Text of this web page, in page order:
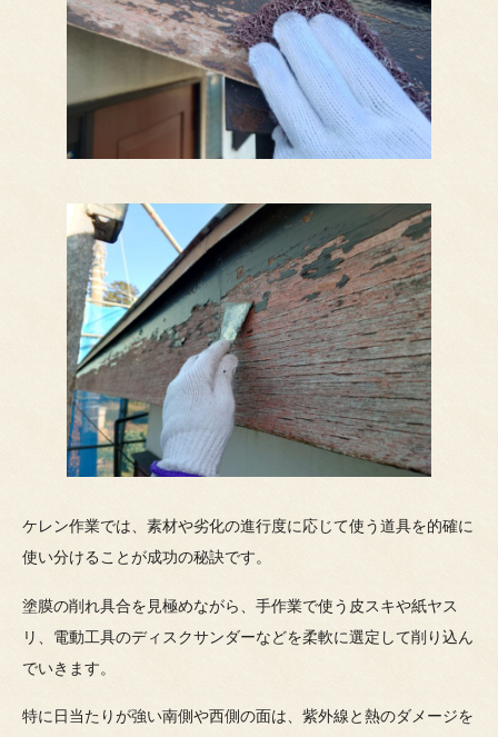
ケレン作業では、素材や劣化の進行度に応じて使う道具を的確に
使い分けることが成功の秘訣です。
塗膜の削れ具合を見極めながら、手作業で使う皮スキや紙ヤス
リ、電動工具のディスクサンダーなどを柔軟に選定して削り込ん
でいきます。
特に日当たりが強い南側や西側の面は、紫外線と熱のダメージを